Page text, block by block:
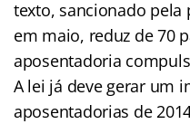
texto, sancionado pela
em maio, reduz de 70
aposentadoria
A lei já deve gerar um
aposentadorias de